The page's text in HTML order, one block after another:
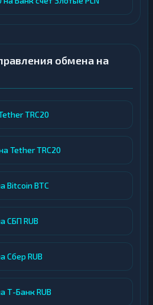
обмена на
TRC20
Tether TRC20
Bitcoin BTC
СБП RUB
Сбер RUB
Т-Банк RUB